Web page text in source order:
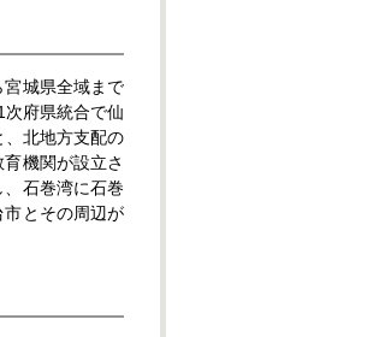
城県全域まで
府県統合で仙
、北地方支配の
機関が設立さ
石巻湾に石巻
とその周辺が